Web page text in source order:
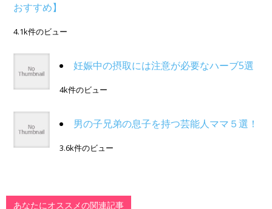
おすすめ】
4.1k件のビュー
妊娠中の摂取には注意が必要なハーブ5選
4k件のビュー
男の子兄弟の息子を持つ芸能人ママ５選！
3.6k件のビュー
あなたにオススメの関連記事